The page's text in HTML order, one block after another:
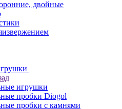
двойные
игрушки
пробки Diogol
пробки с камнями